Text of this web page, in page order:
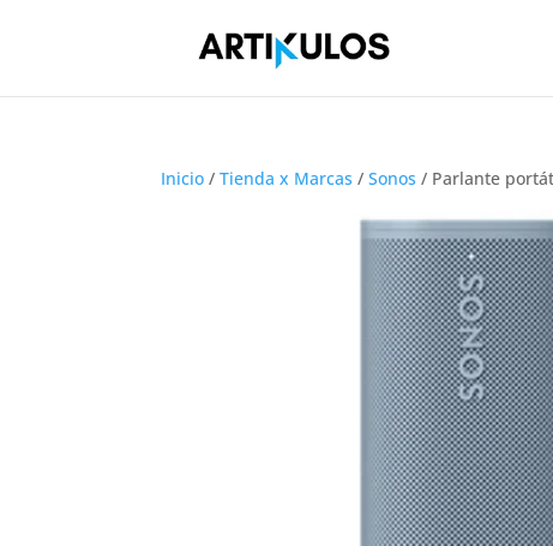
Inicio /Tienda x Marcas /Sonos / Parlante